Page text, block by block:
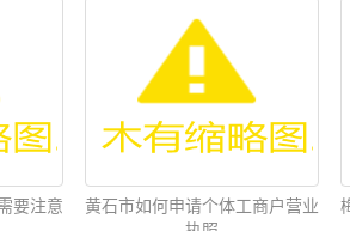
要注意
黄石市如何申请个体工商户营业